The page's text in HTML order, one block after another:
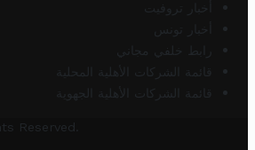
أخبار تروفيت
أخبار تونس
رابط خلفي مجاني
قائمة الشركات الأهلية المحلية
قائمة الشركات الأهلية الجهوية
Reserved.